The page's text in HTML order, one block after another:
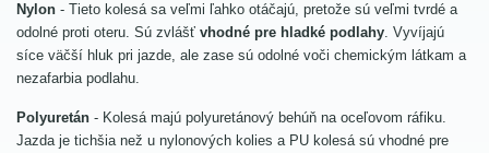
260 mm
280 mm (1)
300 mm(1)
Materiál povrchu
nylon(1)
polyuretán
(3)
Šírka
85 mm (3)
Zobraziť všetko
Nylon - Tieto kolesá sa veľmi ľahko otáčajú, pretože sú veľmi tvrdé a
odolné proti oteru. Sú zvlášť vhodné pre hladké podlahy. Vyvíjajú
síce väčší hluk pri jazde, ale zase sú odolné voči chemickým látkam a
nezafarbia podlahu.
Polyuretán - Kolesá majú polyuretánový behúň na oceľovom ráfiku.
Jazda je tichšia než u nylonových kolies a PU kolesá sú vhodné pre